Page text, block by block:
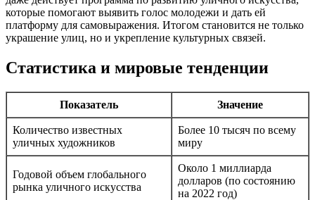
которые помогают выявить голос молодежи и дать ей
платформу для самовыражения. Итогом становится не только
украшение улиц, но и укрепление культурных связей.
Статистика и мировые тенденции
Показатель Значение
Количество известных
уличных художников
Более 10 тысяч по всему
миру
Годовой объем глобального
рынка уличного искусства
Около 1 миллиарда
долларов (по состоянию
на 2022 год)